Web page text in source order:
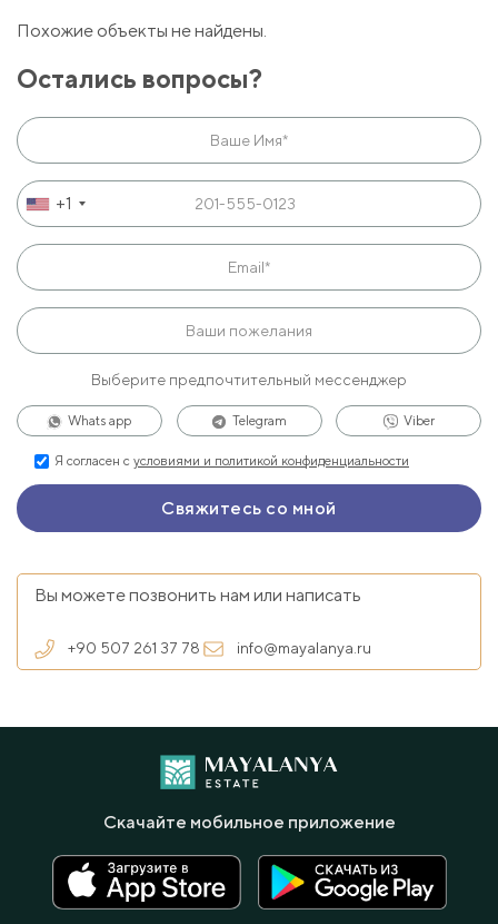
Похожие объекты не найдены.
Остались вопросы?
+1
Выберите предпочтительный мессенджер
Whats app Telegram Viber
Я согласен с условиями и политикой конфиденциальности
Вы можете позвонить нам или написать
+90 507 261 37 78 info@mayalanya.ru
Скачайте мобильное приложение